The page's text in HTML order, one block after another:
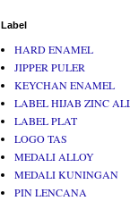
Label
HARD ENAMEL
JIPPER PULER
KEYCHAN ENAMEL
LABEL HIJAB ZINC
LABEL PLAT
LOGO TAS
MEDALI ALLOY
MEDALI KUNINGAN
PIN LENCANA